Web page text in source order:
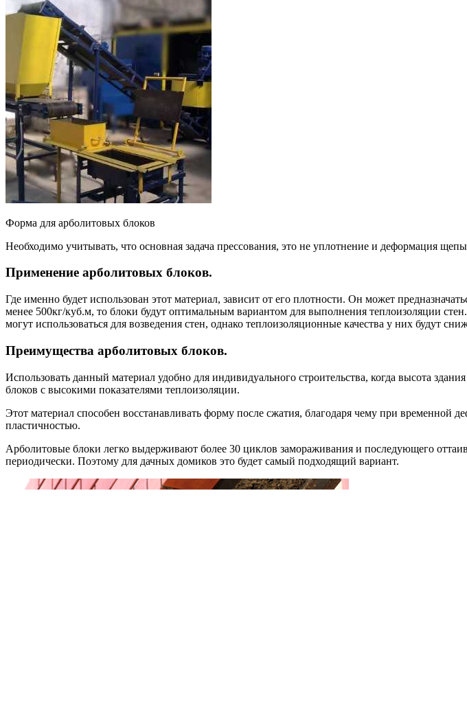
Форма для арболитовых блоков
Необходимо учитывать, что основная задача прессования, это не уплотнение и деформация
Применение арболитовых блоков.
Где именно будет использован этот материал, зависит от его плотности. Он может
менее 500кг/куб.м, то блоки будут оптимальным вариантом для выполнения теплоизоляции
могут использоваться для возведения стен, однако теплоизоляционные качества у них будут
Преимущества арболитовых блоков.
Использовать данный материал удобно для индивидуального строительства, когда высота
блоков с высокими показателями теплоизоляции.
Этот материал способен восстанавливать форму после сжатия, благодаря чему при
пластичностью.
Арболитовые блоки легко выдерживают более 30 циклов замораживания и последующего
периодически. Поэтому для дачных домиков это будет самый подходящий вариант.